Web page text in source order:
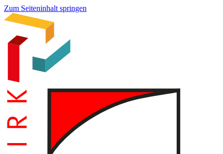
Zum Seiteninhalt springen